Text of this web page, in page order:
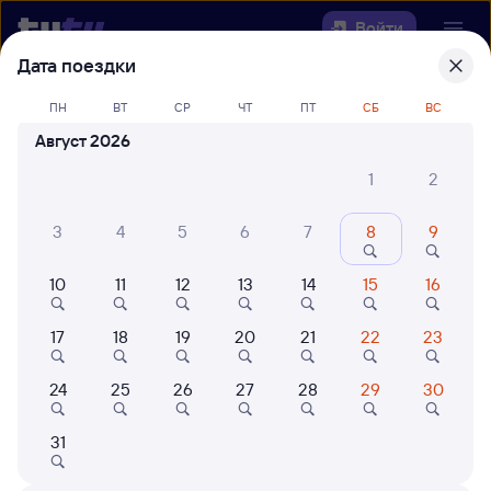
Войти
Выберите день, чтобы найтиж/д
билеты Ашулук — Капустин Яр
Куда
Когда
Кто едет
Найти поезда
Дата поездки
ПН ВТ СР ЧТ ПТ СБ ВС
Август 2026
1
2
3 4 5 6 7 8 9
10 11 12 13 14 15 16
17 18 19 20 21 22 23
24 25 26 27 28 29 30
31